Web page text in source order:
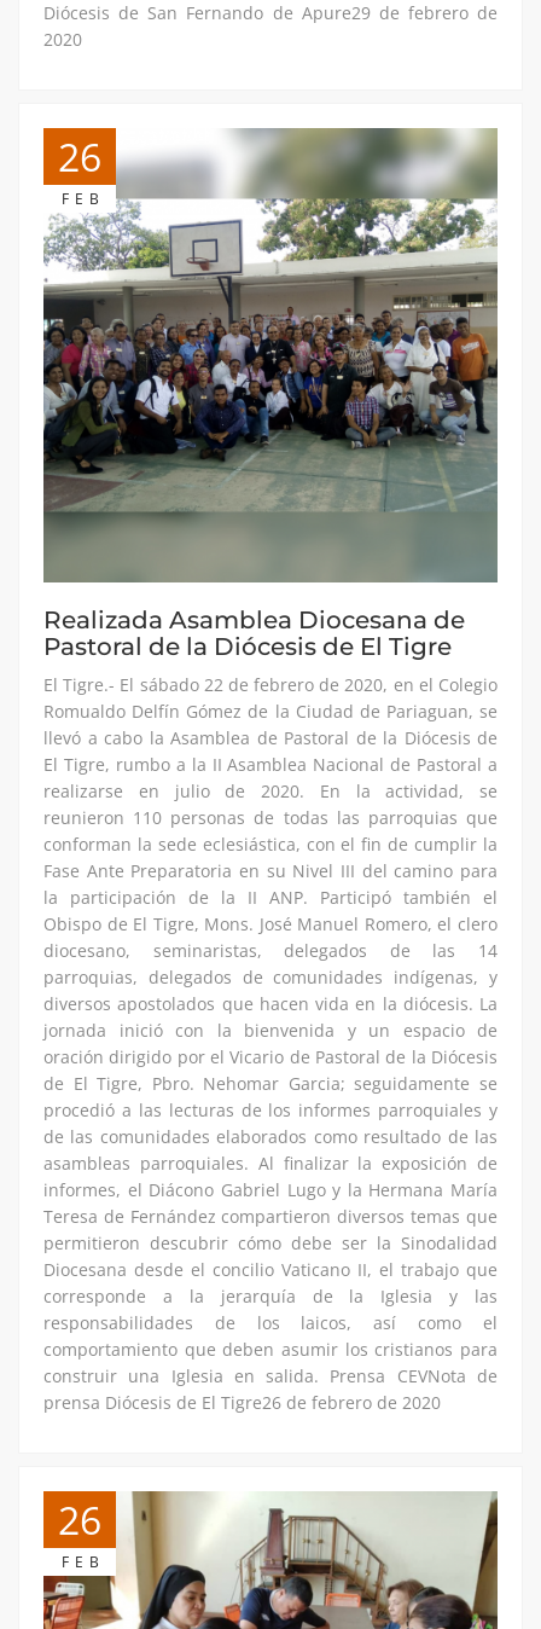
Diócesis de San Fernando de Apure29 de febrero de
2020
26
FEB
Realizada Asamblea Diocesana de
Pastoral de la Diócesis de El Tigre
El Tigre.- El sábado 22 de febrero de 2020, en el Colegio
Romualdo Delfín Gómez de la Ciudad de Pariaguan, se
llevó a cabo la Asamblea de Pastoral de la Diócesis de
El Tigre, rumbo a la II Asamblea Nacional de Pastoral a
realizarse en julio de 2020. En la actividad, se
reunieron 110 personas de todas las parroquias que
conforman la sede eclesiástica, con el fin de cumplir la
Fase Ante Preparatoria en su Nivel III del camino para
la participación de la II ANP. Participó también el
Obispo de El Tigre, Mons. José Manuel Romero, el clero
diocesano, seminaristas, delegados de las 14
parroquias, delegados de comunidades indígenas, y
diversos apostolados que hacen vida en la diócesis. La
jornada inició con la bienvenida y un espacio de
oración dirigido por el Vicario de Pastoral de la Diócesis
de El Tigre, Pbro. Nehomar Garcia; seguidamente se
procedió a las lecturas de los informes parroquiales y
de las comunidades elaborados como resultado de las
asambleas parroquiales. Al finalizar la exposición de
informes, el Diácono Gabriel Lugo y la Hermana María
Teresa de Fernández compartieron diversos temas que
permitieron descubrir cómo debe ser la Sinodalidad
Diocesana desde el concilio Vaticano II, el trabajo que
corresponde a la jerarquía de la Iglesia y las
responsabilidades de los laicos, así como el
comportamiento que deben asumir los cristianos para
construir una Iglesia en salida. Prensa CEVNota de
prensa Diócesis de El Tigre26 de febrero de 2020
26
FEB